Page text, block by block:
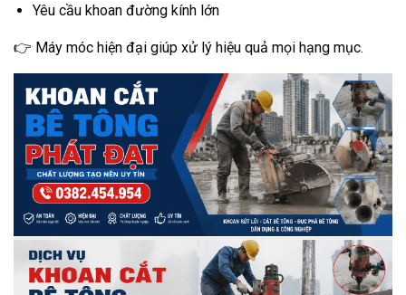
Yêu cầu khoan đường kính lớn
👉 Máy móc hiện đại giúp xử lý hiệu quả mọi hạng mục.